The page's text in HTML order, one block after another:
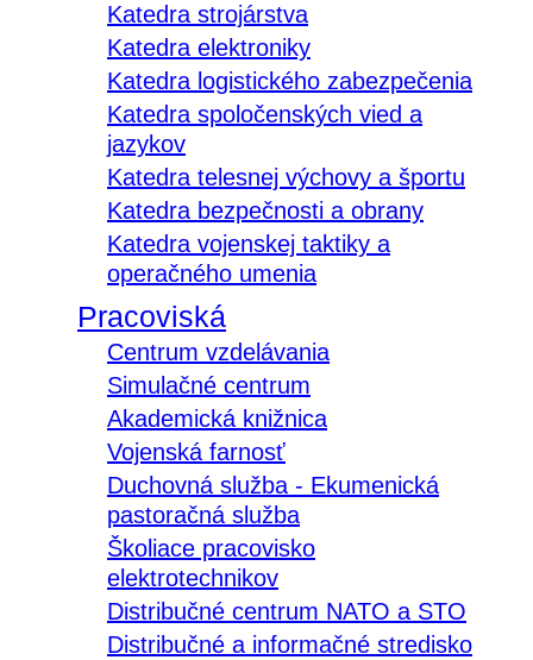
Katedra strojárstva
Katedra elektroniky
Katedra logistického zabezpečenia
Katedra spoločenských vied a
jazykov
Katedra telesnej výchovy a športu
Katedra bezpečnosti a obrany
Katedra vojenskej taktiky a
operačného umenia
Pracoviská
Centrum vzdelávania
Simulačné centrum
Akademická knižnica
Vojenská farnosť
Duchovná služba - Ekumenická
pastoračná služba
Školiace pracovisko
elektrotechnikov
Distribučné centrum NATO a STO
Distribučné a informačné stredisko